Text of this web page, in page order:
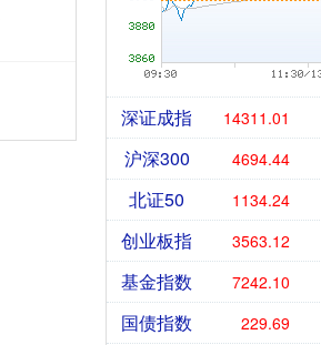
深证成指 14311.01
沪深300 4694.44
北证50 1134.24
创业板指 3563.12
基金指数 7242.10
国债指数 229.69